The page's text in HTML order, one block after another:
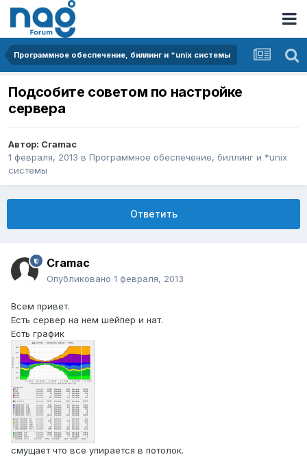
Программное обеспечение, биллинг и *unix системы
Подсобите советом по настройке
сервера
Автор: Cramac
1 февраля, 2013 в Программное обеспечение, биллинг и *unix
системы
Ответить
Cramac
Опубликовано 1 февраля, 2013
Всем привет.
Есть сервер на нем шейпер и нат.
Есть график
смущает что все упирается в потолок.